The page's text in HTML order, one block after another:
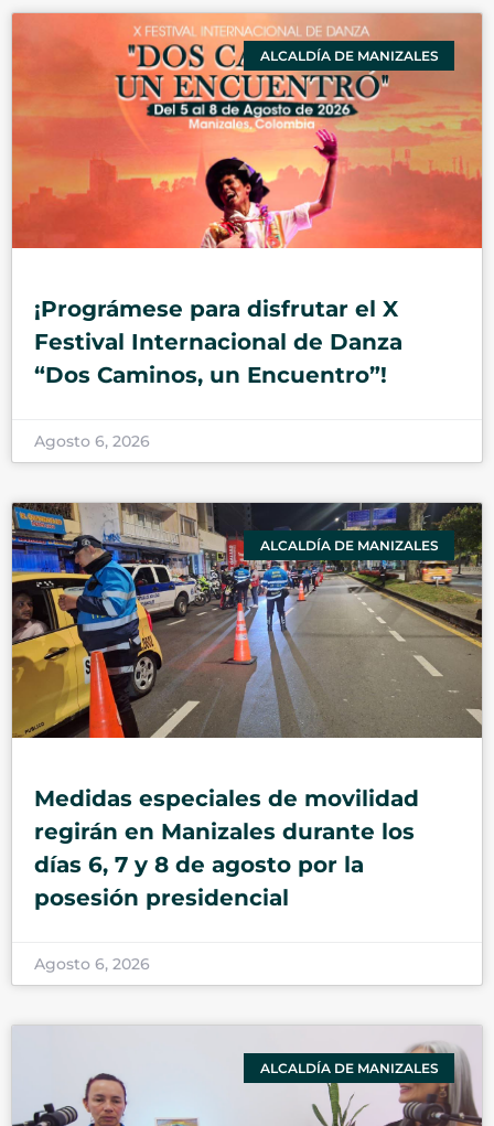
ALCALDÍA DE MANIZALES
¡Prográmese para disfrutar el X
Festival Internacional de Danza
“Dos Caminos, un Encuentro”!
Agosto 6, 2026
ALCALDÍA DE MANIZALES
Medidas especiales de movilidad
regirán en Manizales durante los
días 6, 7 y 8 de agosto por la
posesión presidencial
Agosto 6, 2026
ALCALDÍA DE MANIZALES